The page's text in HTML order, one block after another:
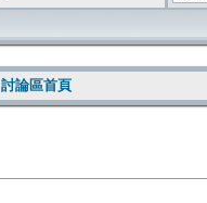
討論區首頁